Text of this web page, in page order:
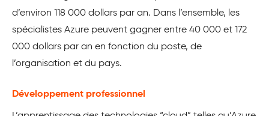
d’environ 118 000 dollars par an. Dans l’ensemble, les
spécialistes Azure peuvent gagner entre 40 000 et 172
000 dollars par an en fonction du poste, de
l’organisation et du pays.
Développement professionnel